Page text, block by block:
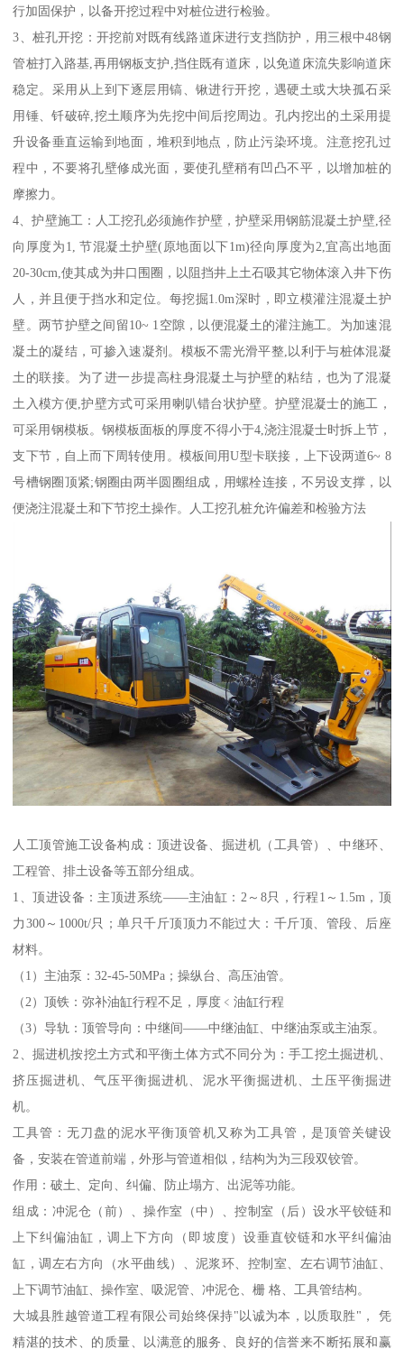
行加固保护，以备开挖过程中对桩位进行检验。
3、桩孔开挖：开挖前对既有线路道床进行支挡防护，用三根中48钢
管桩打入路基,再用钢板支护,挡住既有道床，以免道床流失影响道床
稳定。采用从上到下逐层用镐、锹进行开挖，遇硬土或大块孤石采
用锤、钎破碎,挖土顺序为先挖中间后挖周边。孔内挖出的土采用提
升设备垂直运输到地面，堆积到地点，防止污染环境。注意挖孔过
程中，不要将孔壁修成光面，要使孔壁稍有凹凸不平，以增加桩的
摩擦力。
4、护壁施工：人工挖孔必须施作护壁，护壁采用钢筋混凝土护壁,径
向厚度为1, 节混凝土护壁(原地面以下1m)径向厚度为2,宜高出地面
20-30cm,使其成为井口围圈，以阻挡井上土石吸其它物体滚入井下伤
人，并且便于挡水和定位。每挖掘1.0m深时，即立模灌注混凝土护
壁。两节护壁之间留10~ 1空隙，以便混凝土的灌注施工。为加速混
凝土的凝结，可掺入速凝剂。模板不需光滑平整,以利于与桩体混凝
土的联接。为了进一步提高柱身混凝土与护壁的粘结，也为了混凝
土入模方便,护壁方式可采用喇叭错台状护壁。护壁混凝士的施工，
可采用钢模板。钢模板面板的厚度不得小于4,浇注混凝士时拆上节，
支下节，自上而下周转使用。模板间用U型卡联接，上下设两道6~ 8
号槽钢圈顶紧;钢圈由两半圆圈组成，用螺栓连接，不另设支撑，以
便浇注混凝土和下节挖土操作。人工挖孔桩允许偏差和检验方法
人工顶管施工设备构成：顶进设备、掘进机（工具管）、中继环、
工程管、排土设备等五部分组成。
1、顶进设备：主顶进系统——主油缸：2～8只，行程1～1.5m，顶
力300～1000t/只；单只千斤顶顶力不能过大：千斤顶、管段、后座
材料。
（1）主油泵：32-45-50MPa；操纵台、高压油管。
（2）顶铁：弥补油缸行程不足，厚度﹤油缸行程
（3）导轨：顶管导向：中继间——中继油缸、中继油泵或主油泵。
2、掘进机按挖土方式和平衡土体方式不同分为：手工挖土掘进机、
挤压掘进机、气压平衡掘进机、泥水平衡掘进机、土压平衡掘进
机。
工具管：无刀盘的泥水平衡顶管机又称为工具管，是顶管关键设
备，安装在管道前端，外形与管道相似，结构为为三段双铰管。
作用：破土、定向、纠偏、防止塌方、出泥等功能。
组成：冲泥仓（前）、操作室（中）、控制室（后）设水平铰链和
上下纠偏油缸，调上下方向（即坡度）设垂直铰链和水平纠偏油
缸，调左右方向（水平曲线）、泥浆环、控制室、左右调节油缸、
上下调节油缸、操作室、吸泥管、冲泥仓、栅 格、工具管结构。
大城县胜越管道工程有限公司始终保持"以诚为本，以质取胜"， 凭
精湛的技术、的质量、以满意的服务、良好的信誉来不断拓展和赢